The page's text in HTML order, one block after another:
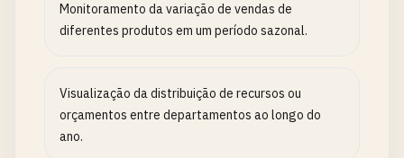
Monitoramento da variação de vendas de
diferentes produtos em um período sazonal.
Visualização da distribuição de recursos ou
orçamentos entre departamentos ao longo do
ano.